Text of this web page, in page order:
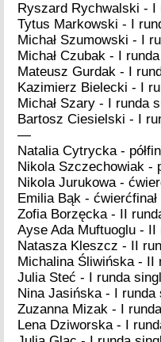
Ryszard Rychwalski - I
Tytus Markowski - I
Michał Szumowski - I
Michał Czubak - I
Mateusz Gurdak - I
Kazimierz Bielecki - I
Michał Szary - I runda
Bartosz Ciesielski - I
—
Natalia Cytrycka -
Nikola Szczechowiak -
Nikola Jurukowa -
Emilia Bąk - ćwierćfinał
Zofia Borzęcka - II
Ayse Ada Muftuoglu -
Natasza Kleszcz - II
Michalina Śliwińska - II
Julia Steć - I runda
Nina Jasińska - I runda
Zuzanna Mizak - I
Lena Dziworska - I